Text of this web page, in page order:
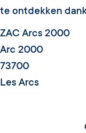
te ontdekken
ZAC Arcs 2000
Arc 2000
73700
Les Arcs